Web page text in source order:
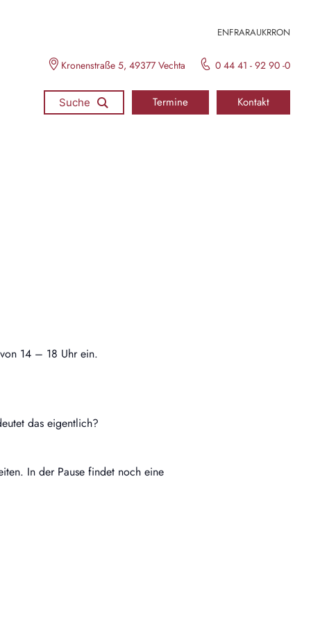
ENFRARAUKRRON
Kronenstraße 5, 49377 Vechta 0 44 41 - 92 90 -0
Suche Termine Kontakt
14 – 18 Uhr ein.
das eigentlich?
In der Pause findet noch eine